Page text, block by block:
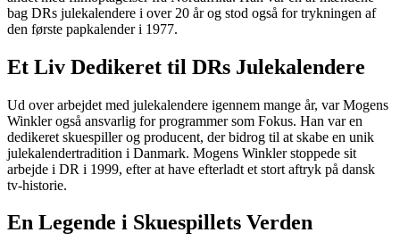
bag DRs julekalendere i over 20 år og stod også for trykningen af
den første papkalender i 1977.
Et Liv Dedikeret til DRs Julekalendere
Ud over arbejdet med julekalendere igennem mange år, var Mogens
Winkler også ansvarlig for programmer som Fokus. Han var en
dedikeret skuespiller og producent, der bidrog til at skabe en unik
julekalendertradition i Danmark. Mogens Winkler stoppede sit
arbejde i DR i 1999, efter at have efterladt et stort aftryk på dansk
tv-historie.
En Legende i Skuespillets Verden